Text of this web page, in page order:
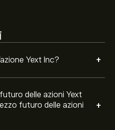
Yext Inc? +
delle azioni Yext
futuro delle azioni
+
generale è Attendi.